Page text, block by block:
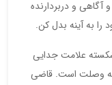
آگاهی و دربردارنده
را به آینه بدل کن.
شکسته علامت جدایی
وصلت است. قاضی